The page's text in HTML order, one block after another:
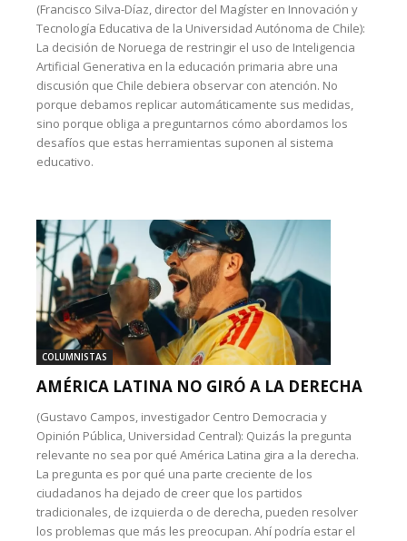
(Francisco Silva-Díaz, director del Magíster en Innovación y
Tecnología Educativa de la Universidad Autónoma de Chile):
La decisión de Noruega de restringir el uso de Inteligencia
Artificial Generativa en la educación primaria abre una
discusión que Chile debiera observar con atención. No
porque debamos replicar automáticamente sus medidas,
sino porque obliga a preguntarnos cómo abordamos los
desafíos que estas herramientas suponen al sistema
educativo.
COLUMNISTAS
AMÉRICA LATINA NO GIRÓ A LA DERECHA
(Gustavo Campos, investigador Centro Democracia y
Opinión Pública, Universidad Central): Quizás la pregunta
relevante no sea por qué América Latina gira a la derecha.
La pregunta es por qué una parte creciente de los
ciudadanos ha dejado de creer que los partidos
tradicionales, de izquierda o de derecha, pueden resolver
los problemas que más les preocupan. Ahí podría estar el